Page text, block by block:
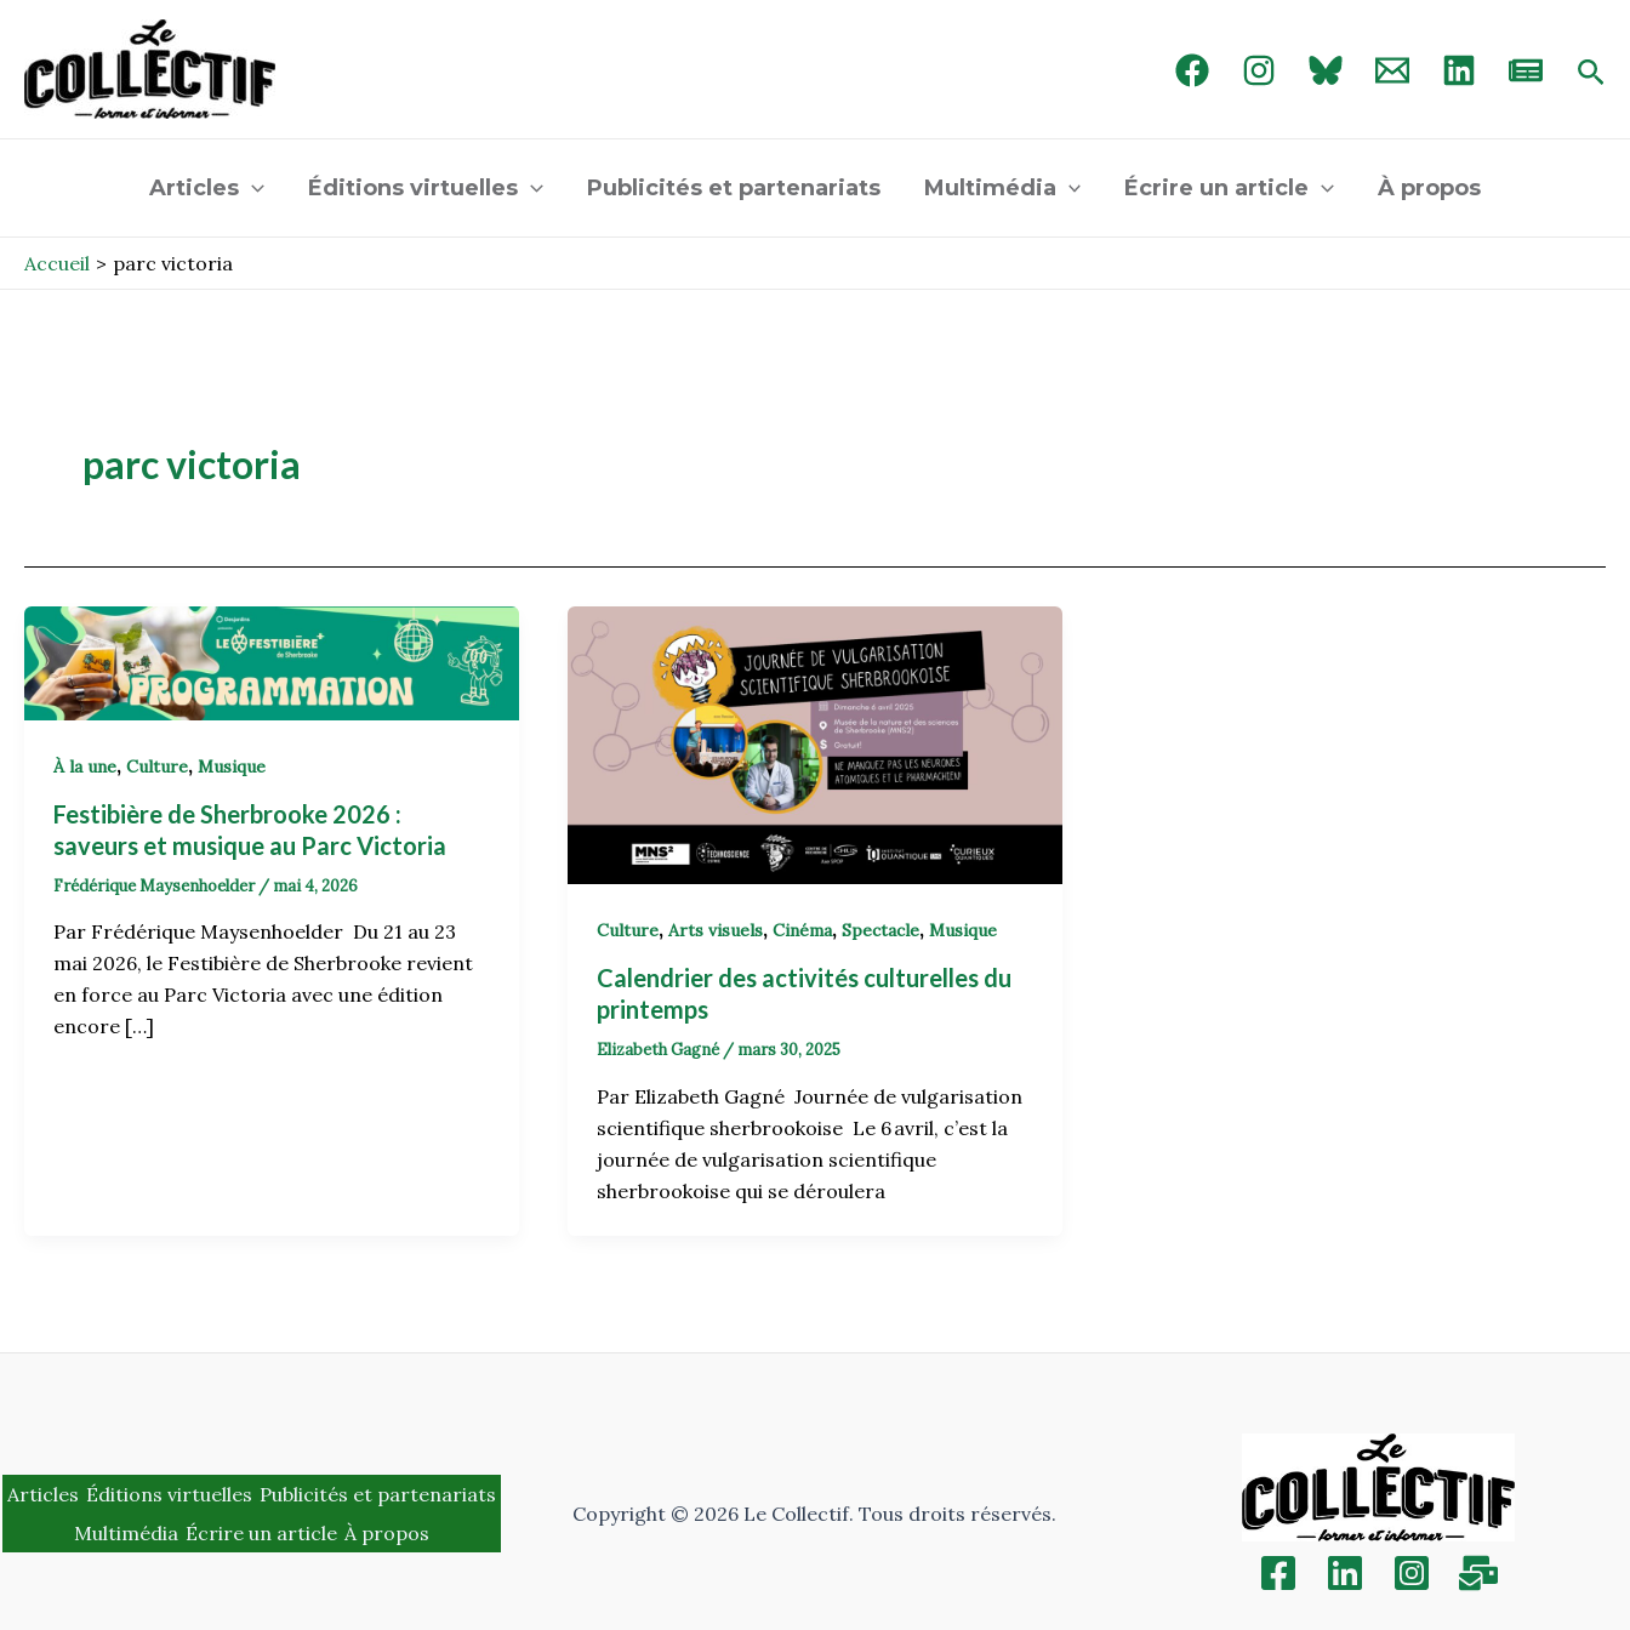
contenu
Articles Éditions virtuelles Publicités et partenariats Multimédia Écrire un article À propos
Accueil parc victoria
parc victoria
À la une, Culture, Musique
Festibière de Sherbrooke 2026 :
saveurs et musique au Parc Victoria
Frédérique Maysenhoelder / mai 4, 2026
Par Frédérique Maysenhoelder Du 21 au 23
mai 2026, le Festibière de Sherbrooke revient
en force au Parc Victoria avec une édition
encore […]
Culture, Arts visuels, Cinéma, Spectacle, Musique
Calendrier des activités culturelles du
printemps
Elizabeth Gagné / mars 30, 2025
Par Elizabeth Gagné Journée de vulgarisation
scientifique sherbrookoise Le 6 avril, c’est la
journée de vulgarisation scientifique
sherbrookoise qui se déroulera
Articles Éditions virtuelles Publicités et partenariats
Multimédia Écrire un article À propos
Copyright © 2026 Le Collectif. Tous droits réservés.